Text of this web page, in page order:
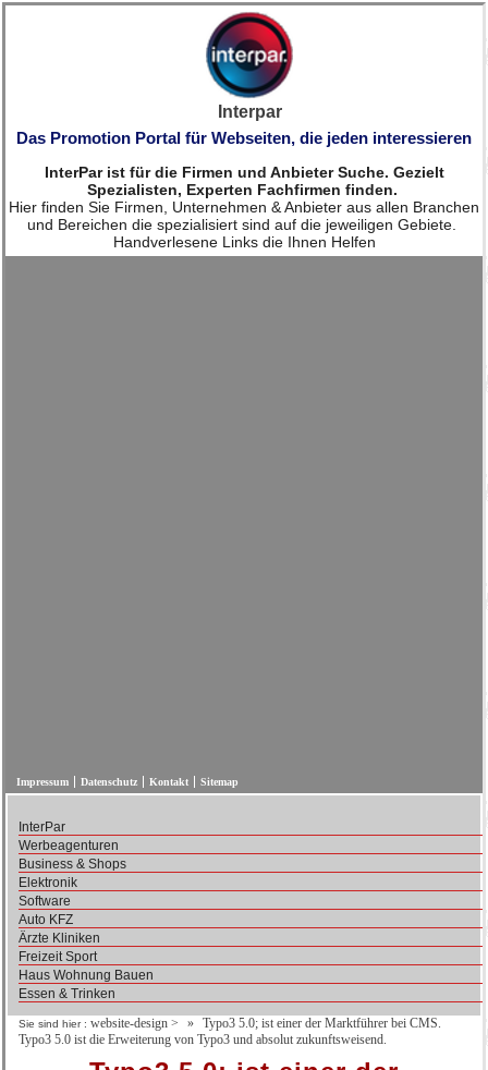
Interpar
Das Promotion Portal für Webseiten, die jeden interessieren
InterPar ist für die Firmen und Anbieter Suche. Gezielt
Spezialisten, Experten Fachfirmen finden.
Hier finden Sie Firmen, Unternehmen & Anbieter aus allen Branchen
und Bereichen die spezialisiert sind auf die jeweiligen Gebiete.
Handverlesene Links die Ihnen Helfen
Impressum Datenschutz Kontakt Sitemap
InterPar
Werbeagenturen
Business & Shops
Elektronik
Software
Auto KFZ
Ärzte Kliniken
Freizeit Sport
Haus Wohnung Bauen
Essen & Trinken
Sie sind hier : website-design >
Typo3 5.0; ist einer der Marktführer bei CMS.
Typo3 5.0 ist die Erweiterung von Typo3 und absolut zukunftsweisend.